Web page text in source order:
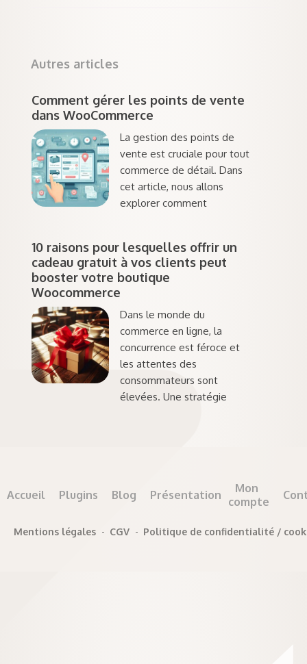
Autres articles
Comment gérer les points de vente
dans WooCommerce
La gestion des points de
vente est cruciale pour tout
commerce de détail. Dans
cet article, nous allons
explorer comment
10 raisons pour lesquelles offrir un
cadeau gratuit à vos clients peut
booster votre boutique
Woocommerce
Dans le monde du
commerce en ligne, la
concurrence est féroce et
les attentes des
consommateurs sont
élevées. Une stratégie
Accueil Plugins Blog Présentation
Mon
compte
Mentions légales - CGV - Politique de confidentialité /